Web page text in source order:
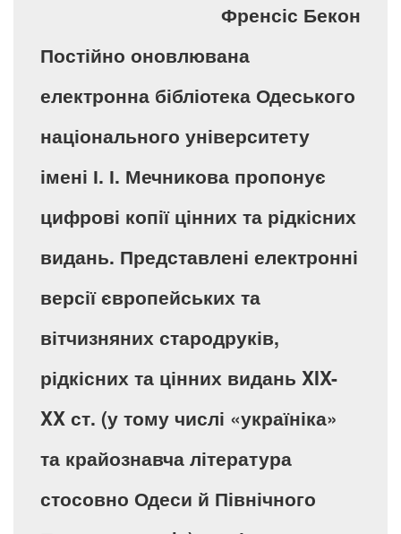
Френсіс Бекон
Постійно оновлювана
електронна бібліотека Одеського
національного університету
імені І. І. Мечникова пропонує
цифрові копії цінних та рідкісних
видань. Представлені електронні
версії європейських та
вітчизняних стародруків,
рідкісних та цінних видань XIX-
XX ст. (у тому числі «україніка»
та крайознавча література
стосовно Одеси й Північного